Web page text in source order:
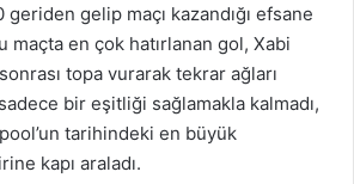
geriden gelip maçı kazandığı efsane
maçta en çok hatırlanan gol, Xabi
topa vurarak tekrar ağları
bir eşitliği sağlamakla kalmadı,
tarihindeki en büyük
kapı araladı.